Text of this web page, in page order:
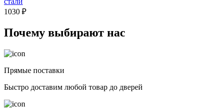
1030 ₽
Почему выбирают нас
Прямые поставки
Быстро доставим любой товар до дверей